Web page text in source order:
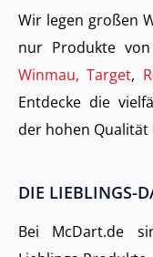
Wir legen großen
nur Produkte
Winmau, Target,
Entdecke die
der hohen Qualität
DIE LIEBLINGS-
Bei McDart.de